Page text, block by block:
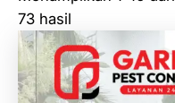
73 hasil